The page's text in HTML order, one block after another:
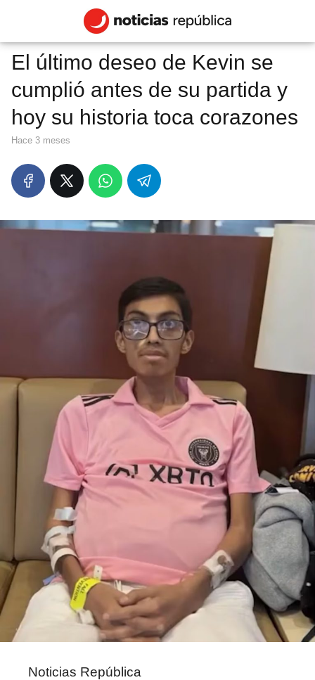
El último deseo de Kevin se
cumplió antes de su partida y
hoy su historia toca corazones
hace 3 meses
Noticias República